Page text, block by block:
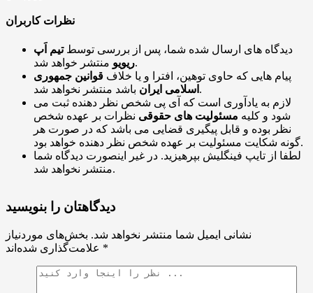
نظرات کاربران
دیدگاه های ارسال شده شما، پس از بررسی توسطتیم اَپ
ریویومنتشر خواهد شد.
پیام هایی که حاوی توهین، افترا و یا خلاف قوانین جمهوری
اسلامی ایران باشد منتشر نخواهد شد.
لازم به یادآوری است که آی پی شخص نظر دهنده ثبت می
شود و کلیه مسئولیت های حقوقی نظرات بر عهده شخص
نظر بوده و قابل پیگیری قضایی می باشد که در صورت هر
گونه شکایت مسئولیت بر عهده شخص نظر دهنده خواهد بود.
لطفا از تایپ فینگلیش بپرهیزید. در غیر اینصورت دیدگاه شما
منتشر نخواهد شد.
دیدگاهتان را بنویسید
نشانی ایمیل شما منتشر نخواهد شد. بخش‌های موردنیاز
*